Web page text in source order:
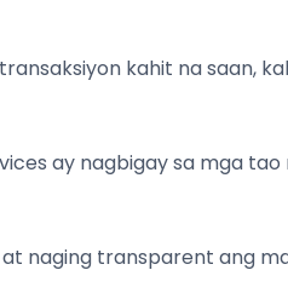
kahit na saan,
ay nagbigay sa mga tao
naging transparent ang